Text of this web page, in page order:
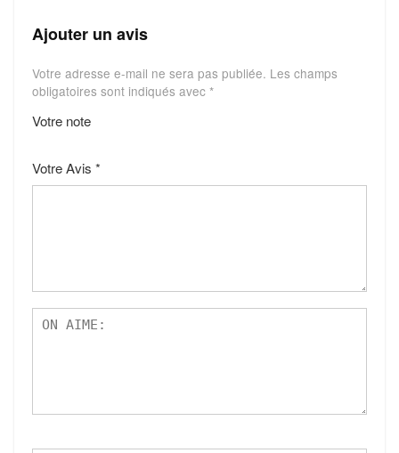
Ajouter un avis
Votre adresse e-mail ne sera pas publiée. Les champs
obligatoires sont indiqués avec *
Votre note
Votre Avis *